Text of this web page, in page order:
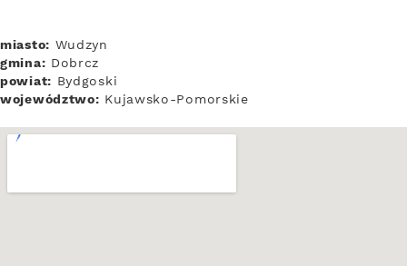
miasto: Wudzyn
gmina: Dobrcz
powiat: Bydgoski
województwo: Kujawsko-Pomorskie